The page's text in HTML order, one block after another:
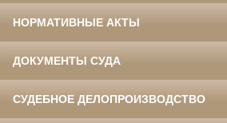
НОРМАТИВНЫЕ АКТЫ
ДОКУМЕНТЫ СУДА
СУДЕБНОЕ ДЕЛОПРОИЗВОДСТВО